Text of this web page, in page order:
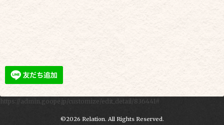
https://admin.goope.jp/customize/edit_detail/836441#
©2026 Relation. All Rights Reserved.